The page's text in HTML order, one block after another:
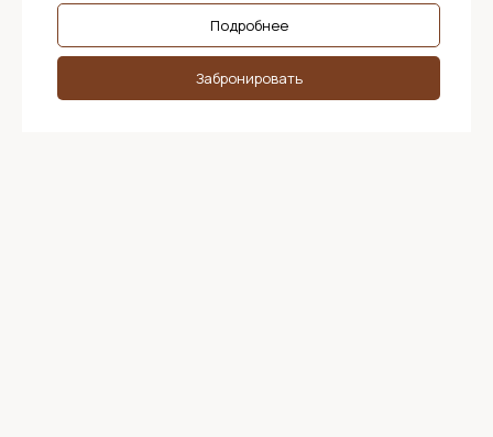
Подробнее
Забронировать